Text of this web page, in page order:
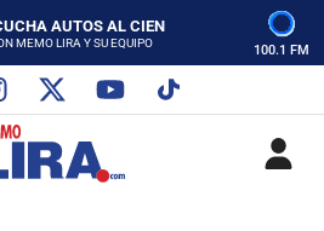
AUTOS AL CIEN
MEMO LIRA Y SU EQUIPO
SABADO - 12:00 PM
AUTOS AL CIEN
MEMO LIRA Y SU EQUIPO
A VIERNES - 5:00 PM
SABADO - 12:00 PM
100.1 FM